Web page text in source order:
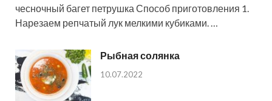
чесночный багет петрушка Способ приготовления 1.
Нарезаем репчатый лук мелкими кубиками. …
Рыбная солянка
10.07.2022